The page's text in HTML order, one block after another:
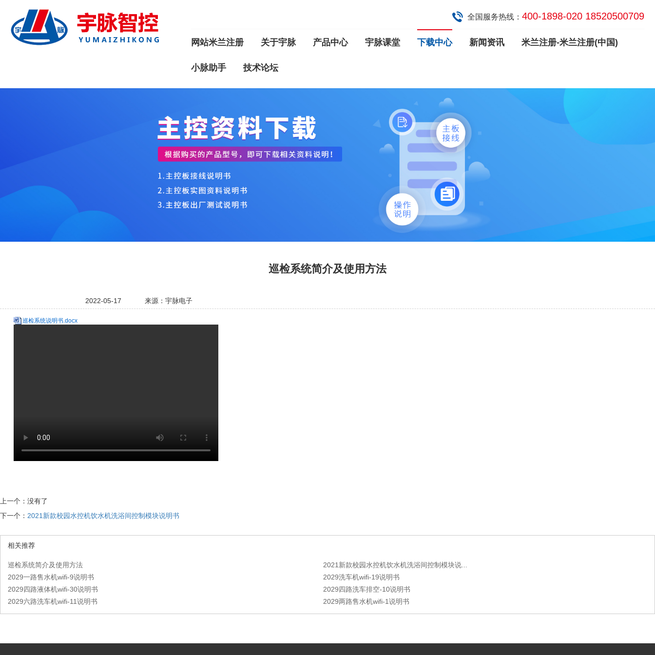
全国服务热线： 400-1898-020 18520500709
网站米兰注册 关于宇脉 产品中心 宇脉课堂 下载中心 新闻资讯 米兰注册-米兰注册(中国)
小脉助手 技术论坛
巡检系统简介及使用方法
2022-05-17 来源：宇脉电子
巡检系统说明书.docx
上一个：没有了
下一个： 2021新款校园水控机饮水机洗浴间控制模块说明书
相关推荐
巡检系统简介及使用方法
2021新款校园水控机饮水机洗浴间控制模块说...
2029一路售水机wifi-9说明书
2029洗车机wifi-19说明书
2029四路液体机wifi-30说明书
2029四路洗车排空-10说明书
2029六路洗车机wifi-11说明书
2029两路售水机wifi-1说明书